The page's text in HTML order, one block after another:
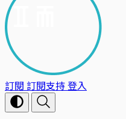
訂閱 訂閱支持登入